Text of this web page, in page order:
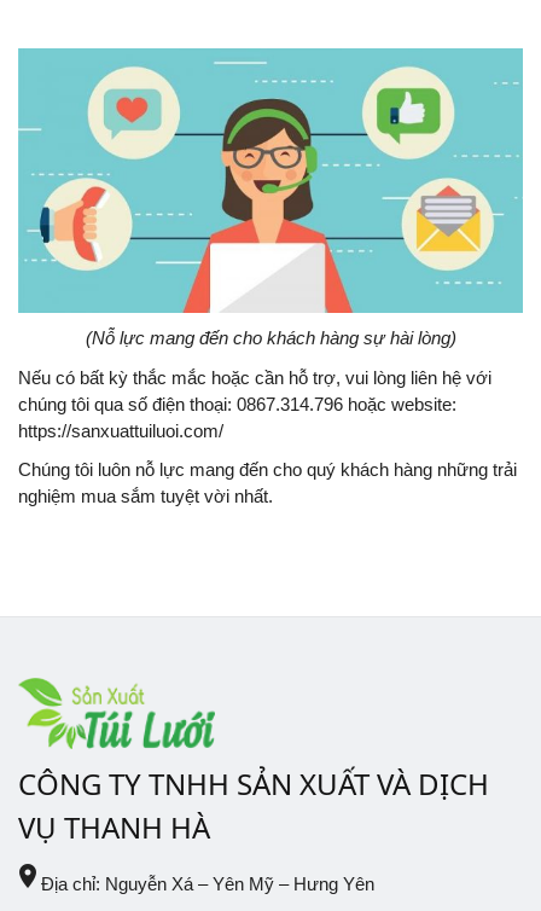
(Nỗ lực mang đến cho khách hàng sự hài lòng)
Nếu có bất kỳ thắc mắc hoặc cần hỗ trợ, vui lòng liên hệ với
chúng tôi qua số điện thoại: 0867.314.796 hoặc website:
https://sanxuattuiluoi.com/
Chúng tôi luôn nỗ lực mang đến cho quý khách hàng những trải
nghiệm mua sắm tuyệt vời nhất.
CÔNG TY TNHH SẢN XUẤT VÀ DỊCH
VỤ THANH HÀ
place Địa chỉ: Nguyễn Xá – Yên Mỹ – Hưng Yên